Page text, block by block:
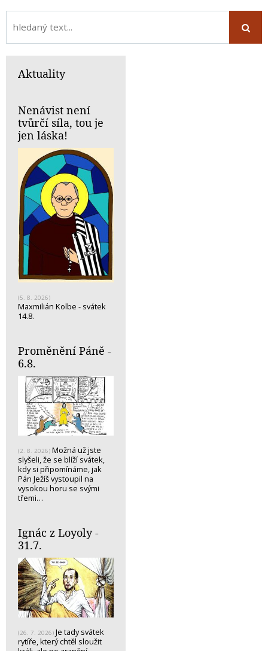
Aktuality
Nenávist není
tvůrčí síla, tou je
jen láska!
(5. 8. 2026)
Maxmilián Kolbe - svátek
14.8.
Proměnění Páně -
6.8.
(2. 8. 2026) Možná už jste
slyšeli, že se blíží svátek,
kdy si připomínáme, jak
Pán Ježíš vystoupil na
vysokou horu se svými
třemi…
Ignác z Loyoly -
31.7.
(26. 7. 2026) Je tady svátek
rytíře, který chtěl sloužit